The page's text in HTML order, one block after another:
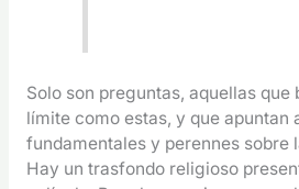
Solo son preguntas, aquellas
límite como estas, y que apuntan
fundamentales y perennes sobre
Hay un trasfondo religioso